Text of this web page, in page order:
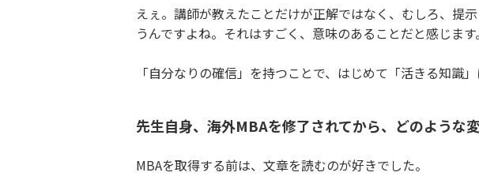
えぇ。講師が教えたことだけが正解ではなく、むしろ、提
うんですよね。それはすごく、意味のあることだと感じます。
「自分なりの確信」を持つことで、はじめて「活きる知識
先生自身、海外MBAを修了されてから、どのような
MBAを取得する前は、文章を読むのが好きでした。